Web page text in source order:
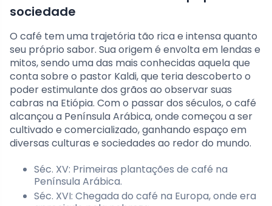
sociedade
O café tem uma trajetória tão rica e intensa quanto
seu próprio sabor. Sua origem é envolta em lendas e
mitos, sendo uma das mais conhecidas aquela que
conta sobre o pastor Kaldi, que teria descoberto o
poder estimulante dos grãos ao observar suas
cabras na Etiópia. Com o passar dos séculos, o café
alcançou a Península Arábica, onde começou a ser
cultivado e comercializado, ganhando espaço em
diversas culturas e sociedades ao redor do mundo.
Séc. XV: Primeiras plantações de café na
Península Arábica.
Séc. XVI: Chegada do café na Europa, onde era